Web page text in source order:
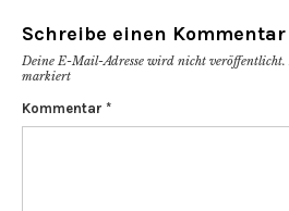
Schreibe einen Kommentar
Deine E-Mail-Adresse wird nicht veröffentlicht.
markiert
Kommentar *